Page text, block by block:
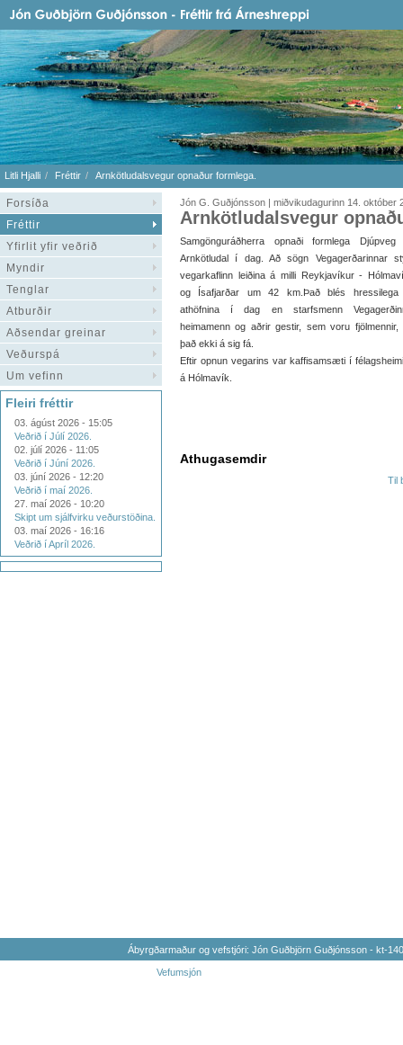
Litli Hjalli Fréttir Arnkötludalsvegur opnaður formlega.
Forsíða
Fréttir
Yfirlit yfir veðrið
Myndir
Tenglar
Atburðir
Aðsendar greinar
Veðurspá
Um vefinn
Fleiri fréttir
03. ágúst 2026 - 15:05
Veðrið í Júlí 2026.
02. júlí 2026 - 11:05
Veðrið í Júní 2026.
03. júní 2026 - 12:20
Veðrið í maí 2026.
27. maí 2026 - 10:20
Skipt um sjálfvirku veðurstöðina.
03. maí 2026 - 16:16
Veðrið í Apríl 2026.
Jón G. Guðjónsson | miðvikudagurinn 14. október
Arnkötludalsvegur
Samgönguráðherra opnaði formlega Djúpveg
Arnkötludal í dag. Að sögn Vegagerðarinnar
vegarkaflinn leiðina á milli Reykjavíkur -
og Ísafjarðar um 42 km.Það blés hressilega
athöfnina í dag en starfsmenn
heimamenn og aðrir gestir, sem voru fjölmennir,
það ekki á sig fá.
Eftir opnun vegarins var kaffisamsæti í
á Hólmavík.
Athugasemdir
Til
Ábyrgðarmaður og vefstjóri: Jón Guðbjörn Guðjónsson - kt-
Vefumsjón